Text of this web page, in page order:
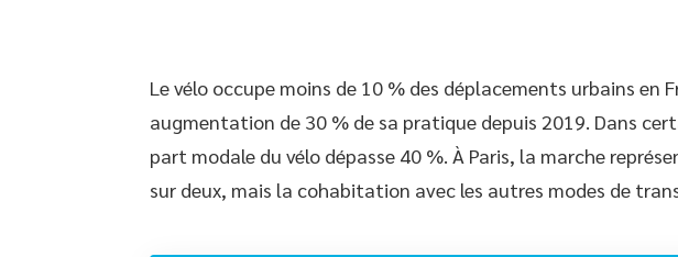
Le vélo occupe moins de 10 % des déplacements urbains en
augmentation de 30 % de sa pratique depuis 2019. Dans
part modale du vélo dépasse 40 %. À Paris, la marche
sur deux, mais la cohabitation avec les autres modes de